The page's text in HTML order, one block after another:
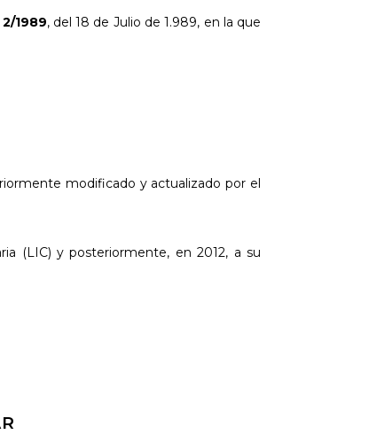
1989, del 18 de Julio de 1.989, en la que
modificado y actualizado por el
(LIC) y posteriormente, en 2012, a su